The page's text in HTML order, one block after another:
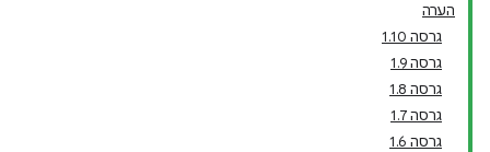
הערה
גרסה 1.10
גרסה 1.9
גרסה 1.8
גרסה 1.7
גרסה 1.6